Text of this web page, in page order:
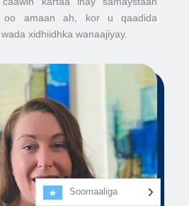
oo amaan ah, kor u qaadida
xidhiidhka wanaajiyay.
Soomaaliga